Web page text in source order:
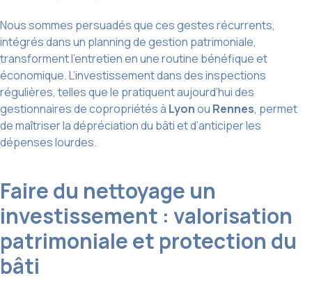
Nous sommes persuadés que ces gestes récurrents,
intégrés dans un planning de gestion patrimoniale,
transforment l’entretien en une routine bénéfique et
économique. L’investissement dans des inspections
régulières, telles que le pratiquent aujourd’hui des
gestionnaires de copropriétés à Lyonou Rennes, permet
de maîtriser la dépréciation du bâti et d’anticiper les
dépenses lourdes.
Faire du nettoyage un
investissement : valorisation
patrimoniale et protection du
bâti